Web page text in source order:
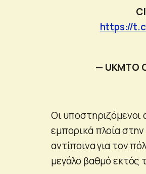
https://
— UKMTO
Οι υποστηριζόμενοι
εμπορικά πλοία
αντίποινα για τον
μεγάλο βαθμό εκτός